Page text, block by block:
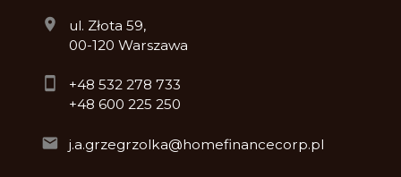
ul. Złota 59,
00-120 Warszawa
+48 532 278 733
+48 600 225 250
j.a.grzegrzolka@homefinancecorp.pl